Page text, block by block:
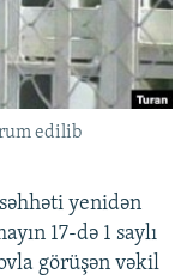
edilib
yenidən
17-də 1 saylı
görüşən vəkil